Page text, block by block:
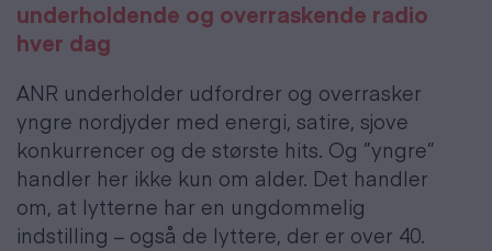
underholdende og overraskende radio
hver dag
ANR underholder udfordrer og overrasker
yngre nordjyder med energi, satire, sjove
konkurrencer og de største hits. Og ”yngre”
handler her ikke kun om alder. Det handler
om, at lytterne har en ungdommelig
indstilling – også de lyttere, der er over 40.